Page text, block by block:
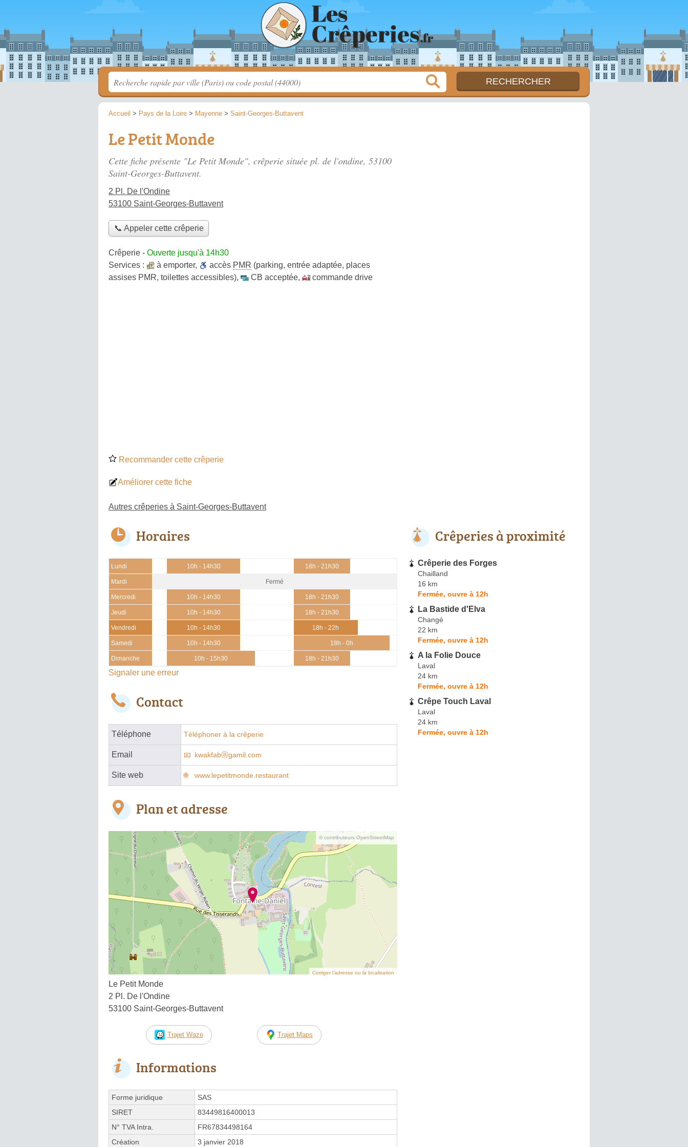
Accueil > Pays de la Loire > Mayenne > Saint-Georges-Buttavent
Le Petit Monde
Cette fiche présente "Le Petit Monde", crêperie située pl. de l'ondine, 53100
Saint-Georges-Buttavent.
2 Pl. De l'Ondine
53100 Saint-Georges-Buttavent
📞 Appeler cette crêperie
Crêperie - Ouverte jusqu'à 14h30
Services :
à emporter, accès PMR (parking, entrée adaptée, places
assises PMR, toilettes accessibles), CB acceptée, commande drive
Recommander cette crêperie
Améliorer cette fiche
Autres crêperies à Saint-Georges-Buttavent
Horaires
Lundi 10h - 14h30 18h - 21h30
Mardi Fermé
Mercredi 10h - 14h30 18h - 21h30
Jeudi 10h - 14h30 18h - 21h30
Vendredi 10h - 14h30 18h - 22h
Samedi 10h - 14h30 18h - 0h
Dimanche 10h - 15h30 18h - 21h30
Signaler une erreur
Contact
Téléphone Téléphoner à la crêperie
Email kwakfabⓐgamil.com
Site web www.lepetitmonde.restaurant
Plan et adresse
© contributeurs OpenStreetMap
Corriger l’adresse ou la localisation
Le Petit Monde
2 Pl. De l'Ondine
53100 Saint-Georges-Buttavent
Trajet Waze Trajet Maps
Informations
Forme juridique
SAS
SIRET
83449816400013
N° TVA Intra.
FR67834498164
Création
3 janvier 2018
Crêperies à proximité
Crêperie des Forges
Chailland
16 km
Fermée, ouvre à 12h
La Bastide d'Elva
Changé
22 km
Fermée, ouvre à 12h
A la Folie Douce
Laval
24 km
Fermée, ouvre à 12h
Crêpe Touch Laval
Laval
24 km
Fermée, ouvre à 12h